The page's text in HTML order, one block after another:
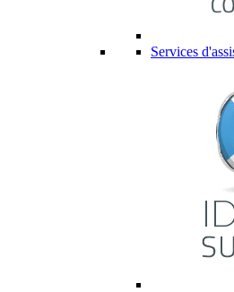
Services